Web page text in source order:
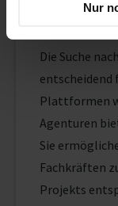
Nur
die
Die Suche
entscheidend
Plattformen
Agenturen
Sie
Fachkräften
Projekts